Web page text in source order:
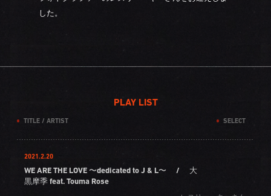
した。
PLAY LIST
TITLE / ARTIST SELECT
2021.2.20
WE ARE THE LOVE 〜dedicated to J & L〜 /
大
黒摩季 feat. Touma Rose